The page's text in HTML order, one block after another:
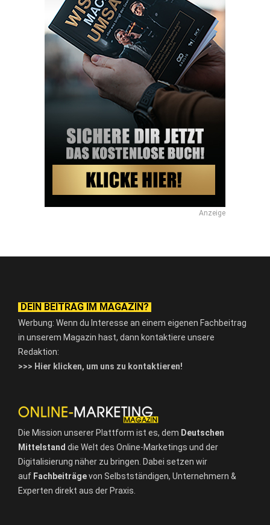
Anzeige
DEIN BEITRAG IM MAGAZIN?
Werbung: Wenn du Interesse an einem eigenen Fachbeitrag
in unserem Magazin hast, dann kontaktiere unsere
Redaktion:
>>> Hier klicken, um uns zu kontaktieren!
Die Mission unserer Plattform ist es, dem Deutschen
Mittelstand die Welt des Online-Marketings und der
Digitalisierung näher zu bringen. Dabei setzen wir
auf Fachbeiträgevon Selbstständigen, Unternehmern &
Experten direkt aus der Praxis.